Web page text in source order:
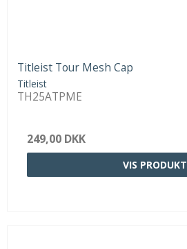
Titleist Tour Mesh Cap
Titleist
TH25ATPME
249,00 DKK
VIS PRODUKT